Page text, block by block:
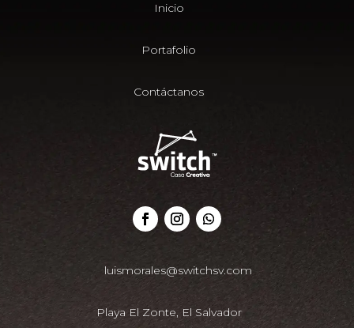
Inicio
Portafolio
Contáctanos
luismorales@switchsv.com
Playa El Zonte, El Salvador